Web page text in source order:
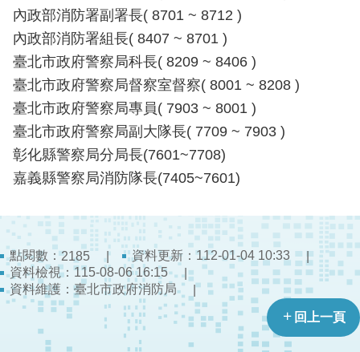
公
文
公
開
專
區
統
計
料
影
音
專
內政部消防署副署長( 8701 ~ 8712 )
內政部消防署組長( 8407 ~ 8701 )
臺北市政府警察局科長( 8209 ~ 8406 )
臺北市政府警察局督察室督察( 8001 ~ 8208 )
臺北市政府警察局專員( 7903 ~ 8001 )
臺北市政府警察局副大隊長( 7709 ~ 7903 )
彰化縣警察局分局長(7601~7708)
嘉義縣警察局消防隊長(7405~7601)
點閱數：2185
資料更新：112-01-04 10:33
資料檢視：115-08-06 16:15
資料維護：臺北市政府消防局
回上一頁